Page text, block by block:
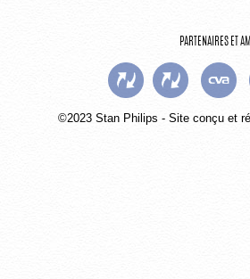
PARTENAIRES ET
©2023 Stan Philips - Site conçu et